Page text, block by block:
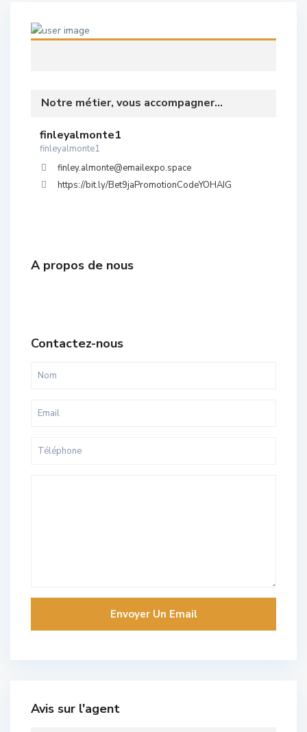
Notre métier, vous accompagner...
finleyalmonte1
finleyalmonte1
finley.almonte@emailexpo.space
https://bit.ly/Bet9jaPromotionCodeYOHAIG
A propos de nous
Contactez-nous
Avis sur l'agent